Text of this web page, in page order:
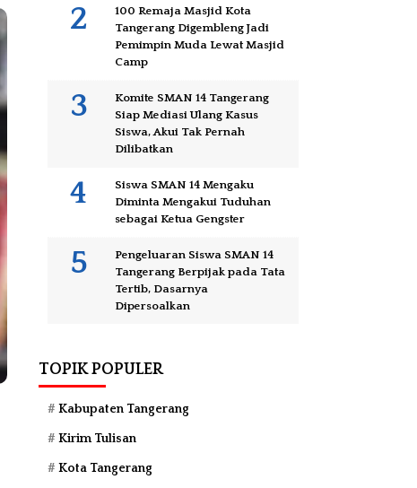
100 Remaja Masjid Kota
Tangerang Digembleng Jadi
Pemimpin Muda Lewat Masjid
Camp
Komite SMAN 14 Tangerang
Siap Mediasi Ulang Kasus
Siswa, Akui Tak Pernah
Dilibatkan
Siswa SMAN 14 Mengaku
Diminta Mengakui Tuduhan
sebagai Ketua Gengster
Pengeluaran Siswa SMAN 14
Tangerang Berpijak pada Tata
Tertib, Dasarnya
Dipersoalkan
TOPIK POPULER
Kabupaten Tangerang
Kirim Tulisan
Kota Tangerang